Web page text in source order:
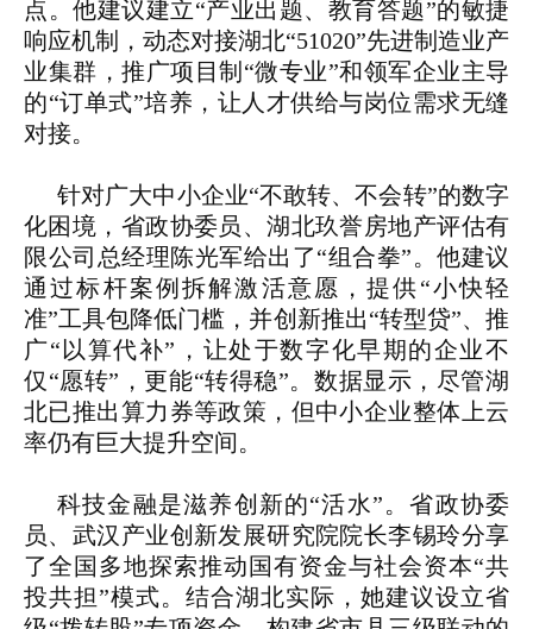
点。他建议建立“产业出题、教育答题”的敏捷
响应机制，动态对接湖北“51020”先进制造业产
业集群，推广项目制“微专业”和领军企业主导
的“订单式”培养，让人才供给与岗位需求无缝
对接。
针对广大中小企业“不敢转、不会转”的数字
化困境，省政协委员、湖北玖誉房地产评估有
限公司总经理陈光军给出了“组合拳”。他建议
通过标杆案例拆解激活意愿，提供“小快轻
准”工具包降低门槛，并创新推出“转型贷”、推
广“以算代补”，让处于数字化早期的企业不
仅“愿转”，更能“转得稳”。数据显示，尽管湖
北已推出算力券等政策，但中小企业整体上云
率仍有巨大提升空间。
科技金融是滋养创新的“活水”。省政协委
员、武汉产业创新发展研究院院长李锡玲分享
了全国多地探索推动国有资金与社会资本“共
投共担”模式。结合湖北实际，她建议设立省